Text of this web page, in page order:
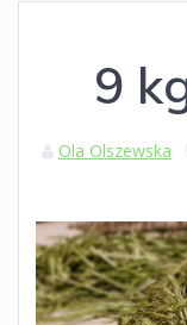
9
Ola Olszewska